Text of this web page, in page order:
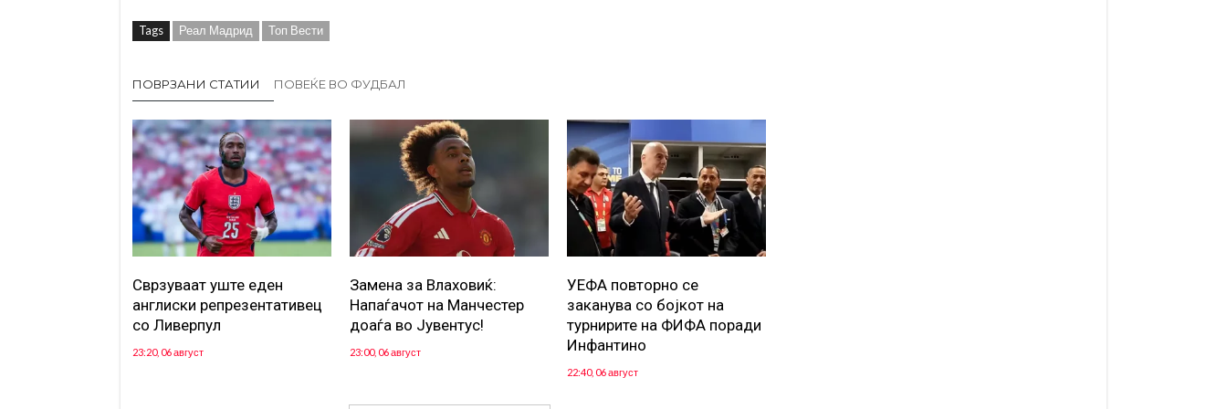
Tags Реал Мадрид Топ Вести
ПОВРЗАНИ СТАТИИ ПОВЕЌЕ ВО ФУДБАЛ
Сврзуваат уште еден
англиски репрезентативец
со Ливерпул
23:20, 06 август
Замена за Влаховиќ:
Напаѓачот на Манчестер
доаѓа во Јувентус!
23:00, 06 август
УЕФА повторно се
заканува со бојкот на
турнирите на ФИФА поради
Инфантино
22:40, 06 август